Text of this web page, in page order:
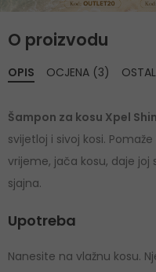
O proizvodu
OPIS
Šampon za kosu Xpel
svijetloj i sivoj kosi.
vrijeme, jača kosu, daje joj
sjajna.
Upotreba
Nanesite na vlažnu kosu.
OCJENA (3)